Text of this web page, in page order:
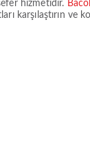
hizmetidir.
karşılaştırın ve